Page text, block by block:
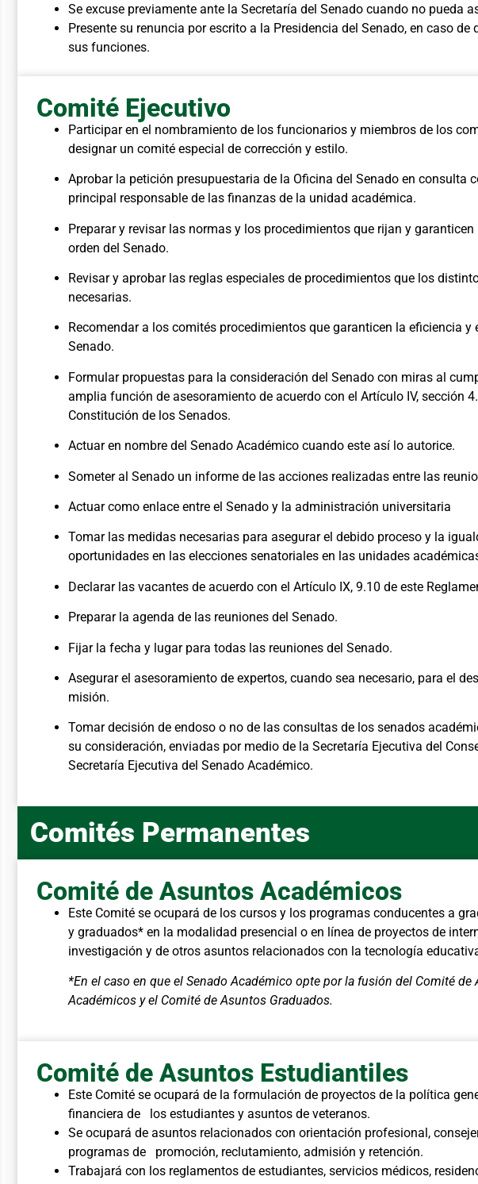
Se excuse previamente ante la Secretaría del Senado cuando no pueda
Presente su renuncia por escrito a la Presidencia del Senado, en caso de
sus funciones.
Comité Ejecutivo
Participar en el nombramiento de los funcionarios y miembros de los
designar un comité especial de corrección y estilo.
Aprobar la petición presupuestaria de la Oficina del Senado en consulta
principal responsable de las finanzas de la unidad académica.
Preparar y revisar las normas y los procedimientos que rijan y
orden del Senado.
Revisar y aprobar las reglas especiales de procedimientos que los
necesarias.
Recomendar a los comités procedimientos que garanticen la eficiencia y
Senado.
Formular propuestas para la consideración del Senado con miras al
amplia función de asesoramiento de acuerdo con el Artículo IV, sección
Constitución de los Senados.
Actuar en nombre del Senado Académico cuando este así lo autorice.
Someter al Senado un informe de las acciones realizadas entre las
Actuar como enlace entre el Senado y la administración universitaria
Tomar las medidas necesarias para asegurar el debido proceso y la
oportunidades en las elecciones senatoriales en las unidades
Declarar las vacantes de acuerdo con el Artículo IX, 9.10 de este
Preparar la agenda de las reuniones del Senado.
Fijar la fecha y lugar para todas las reuniones del Senado.
Asegurar el asesoramiento de expertos, cuando sea necesario, para el
misión.
Tomar decisión de endoso o no de las consultas de los senados
su consideración, enviadas por medio de la Secretaría Ejecutiva del
Secretaría Ejecutiva del Senado Académico.
Comités Permanentes
Comité de Asuntos Académicos
Este Comité se ocupará de los cursos y los programas conducentes a
y graduados* en la modalidad presencial o en línea de proyectos de
investigación y de otros asuntos relacionados con la tecnología
*En el caso en que el Senado Académico opte por la fusión del Comité de
Académicos y el Comité de Asuntos Graduados.
Comité de Asuntos Estudiantiles
Este Comité se ocupará de la formulación de proyectos de la política
financiera de los estudiantes y asuntos de veteranos.
Se ocupará de asuntos relacionados con orientación profesional,
programas de promoción, reclutamiento, admisión y retención.
Trabajará con los reglamentos de estudiantes, servicios médicos,